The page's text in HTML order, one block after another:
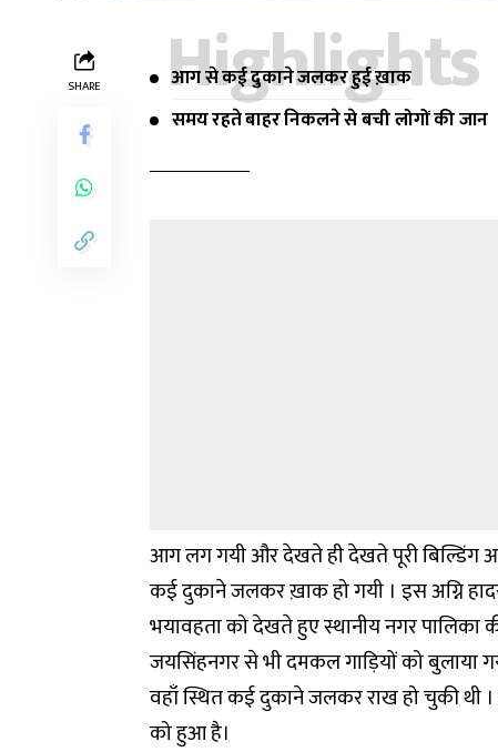
SHARE Highlights
आग से कई दुकाने जलकर हुई ख़ाक
समय रहते बाहर निकलने से बची लोगों की जान
आग लग गयी और देखते ही देखते पूरी बिल्डिंग
कई दुकाने जलकर ख़ाक हो गयी । इस अग्नि
भयावहता को देखते हुए स्थानीय नगर
जयसिंहनगर से भी दमकल गाड़ियों को
वहाँ स्थित कई दुकाने जलकर राख हो चुकी थी
को हुआ है।